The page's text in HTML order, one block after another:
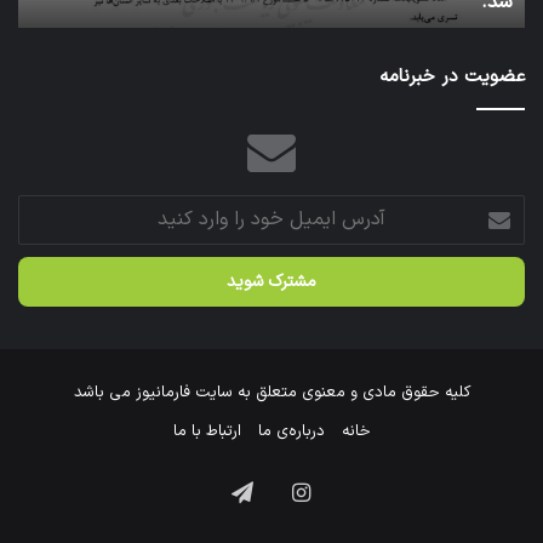
عازم
عالیات
شد.
عضویت در خبرنامه
آدرس
ایمیل
خود
وارد
کلیه حقوق مادی و معنوی متعلق به سایت فارمانیوز می باشد
خانه
درباره‌ی ما ارتباط با ما
اینستاگرام